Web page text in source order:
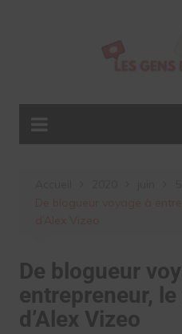
De blogueur
entrepreneur,
d’Alex Vizeo